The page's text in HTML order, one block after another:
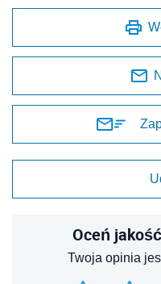
Oceń
Twoja opinia